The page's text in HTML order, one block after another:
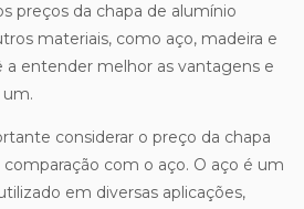
preços da chapa de alumínio
materiais, como aço, madeira e
a entender melhor as vantagens e
considerar o preço da chapa
com o aço. O aço é um
em diversas aplicações,